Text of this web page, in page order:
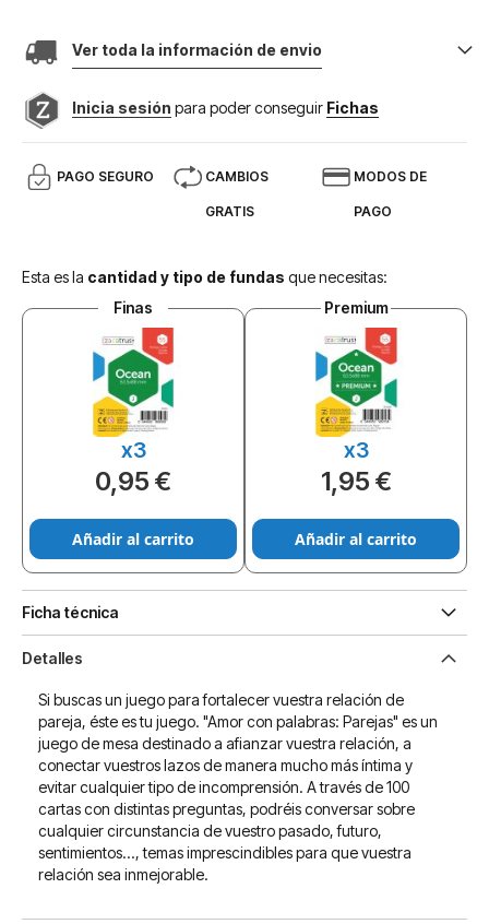
Ver toda la información de envio
Inicia sesión para poder conseguir Fichas
PAGO SEGURO CAMBIOS
GRATIS
MODOS DE
PAGO
Esta es la cantidad y tipo de fundas que necesitas:
Finas
x3
0,95 €
Añadir al carrito
Premium
x3
1,95 €
Añadir al carrito
Ficha técnica
Detalles
Si buscas un juego para fortalecer vuestra relación de
pareja, éste es tu juego. "Amor con palabras: Parejas" es un
juego de mesa destinado a afianzar vuestra relación, a
conectar vuestros lazos de manera mucho más íntima y
evitar cualquier tipo de incomprensión. A través de 100
cartas con distintas preguntas, podréis conversar sobre
cualquier circunstancia de vuestro pasado, futuro,
sentimientos..., temas imprescindibles para que vuestra
relación sea inmejorable.